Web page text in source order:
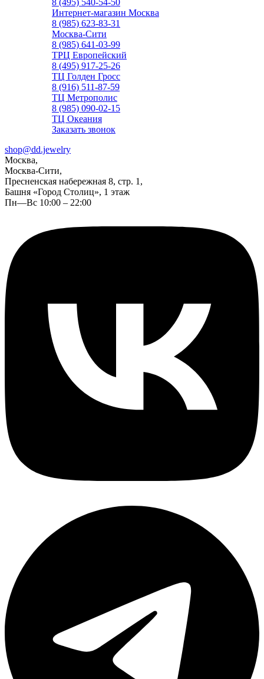
8 (495) 540-54-50
Интернет-магазин Москва
8 (985) 623-83-31
Москва-Сити
8 (985) 641-03-99
ТРЦ Европейский
8 (495) 917-25-26
ТЦ Голден Гросс
8 (916) 511-87-59
ТЦ Метрополис
8 (985) 090-02-15
ТЦ Океания
Заказать звонок
shop@dd.jewelry
Москва,
Москва-Сити,
Пресненская набережная 8, стр. 1,
Башня «Город Столиц», 1 этаж
Пн—Вс 10:00 – 22:00